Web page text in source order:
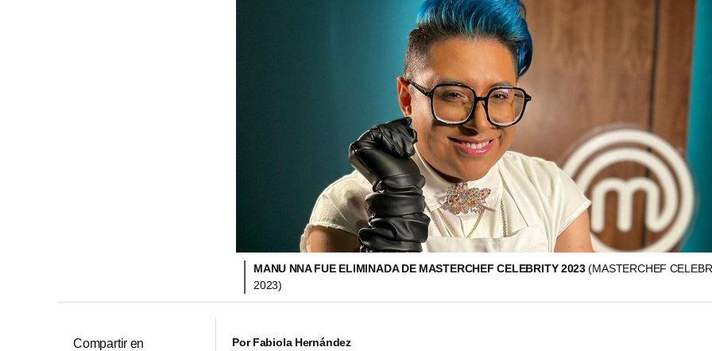
MANU NNA FUE ELIMINADA DE MASTERCHEF CELEBRITY 2023(MASTERCHEF
2023)
Compartir en PorFabiola Hernández